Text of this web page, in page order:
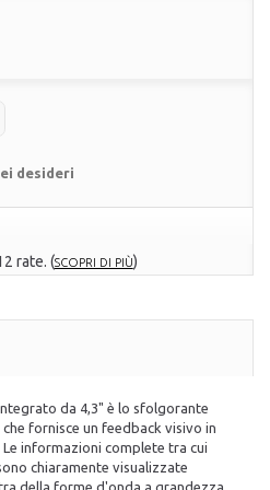
desideri
rate. (SCOPRI DI PIÙ)
da 4,3" è lo sfolgorante
fornisce un feedback visivo in
informazioni complete tra cui
chiaramente visualizzate